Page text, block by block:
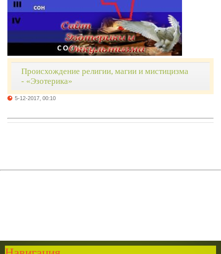
Происхождение религии, магии и мистицизма
- «Эзотерика»
5-12-2017, 00:10